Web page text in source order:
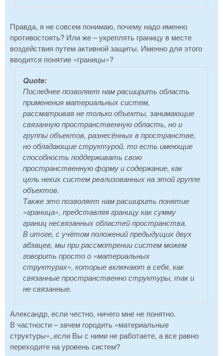
Правда, я не совсем понимаю, почему надо именно
противостоять? Или же – укреплять границу в месте
воздействия путем активной защиты. Именно для этого
вводится понятие «границы»?
Quote:
Последнее позволяет нам расширить область
применения материальных систем,
рассматривая не только объекты, занимающие
связанную пространственную область, но и
группы объектов, разнесённых в пространстве,
но обладающие структурой, то есть имеющие
способность поддерживать свою
пространственную форму и содержание, как
цель неких систем реализованных на этой группе
объектов.
Также это позволяет нам расширить понятие
«граница», представляя границу как сумму
границ несвязанных областей пространства.
В итоге, с учётом положений предыдущих двух
абзацев, мы при рассмотрении систем можем
говорить просто о «материальных
структурах», которые включают в себя, как
связанные пространственно структуры, так и
не связанные.
Александр, если честно, ничего мне не понятно.
В частности – зачем городить «материальные
структуры»,.если Вы с ними не работаете, а все равно
переходите на уровень систем?